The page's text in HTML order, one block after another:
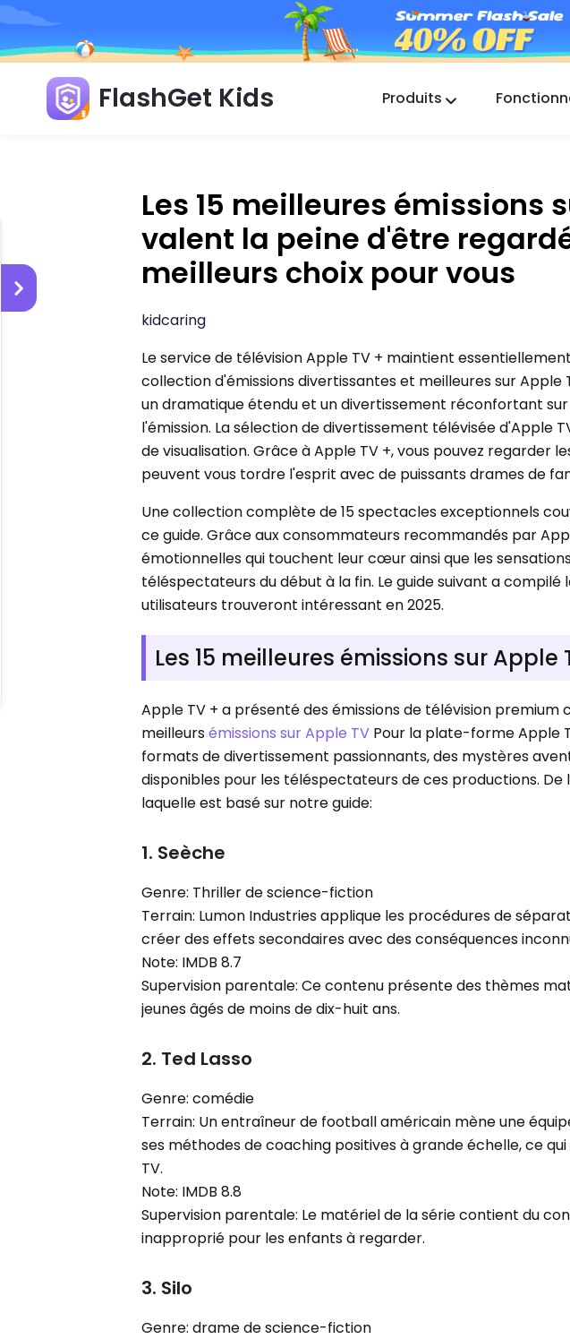
FlashGet Kids Produits
FlashGet Finder
La sécurité anti-
responsabilité.
Les 15 meilleures émissions
valent la peine d'être
meilleurs choix pour vous
kidcaring
Le service de télévision Apple TV + maintient
collection d'émissions divertissantes et meilleures sur Apple
un dramatique étendu et un divertissement réconfortant
l'émission. La sélection de divertissement télévisée d'Apple
de visualisation. Grâce à Apple TV +, vous pouvez regarder
peuvent vous tordre l'esprit avec de puissants drames de
Une collection complète de 15 spectacles exceptionnels
ce guide. Grâce aux consommateurs recommandés par
émotionnelles qui touchent leur cœur ainsi que les
téléspectateurs du début à la fin. Le guide suivant a compilé
utilisateurs trouveront intéressant en 2025.
Les 15 meilleures émissions sur
Apple TV + a présenté des émissions de télévision
meilleursémissions sur Apple TV Pour la plate-forme Apple
formats de divertissement passionnants, des mystères
disponibles pour les téléspectateurs de ces productions.
laquelle est basé sur notre guide:
1. Seèche
Genre: Thriller de science-fiction
Terrain: Lumon Industries applique les procédures de
créer des effets secondaires avec des conséquences
Note: IMDB 8.7
Supervision parentale: Ce contenu présente des thèmes
jeunes âgés de moins de dix-huit ans.
2. Ted Lasso
Genre: comédie
Terrain: Un entraîneur de football américain mène une
ses méthodes de coaching positives à grande échelle, ce
TV.
Note: IMDB 8.8
Supervision parentale: Le matériel de la série contient du
inapproprié pour les enfants à regarder.
3. Silo
Genre: drame de science-fiction